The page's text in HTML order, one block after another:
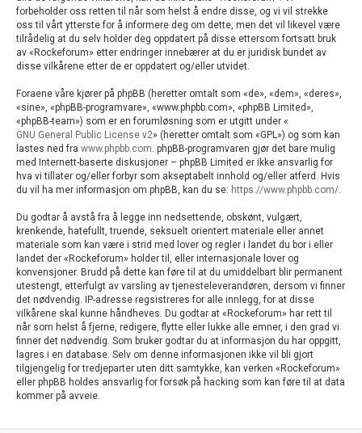
forbeholder oss retten til når som helst å endre disse, og vi vil strekke
oss til vårt ytterste for å informere deg om dette, men det vil likevel være
tilrådelig at du selv holder deg oppdatert på disse ettersom fortsatt bruk
av «Rockeforum» etter endringer innebærer at du er juridisk bundet av
disse vilkårene etter de er oppdatert og/eller utvidet.
Foraene våre kjører på phpBB (heretter omtalt som «de», «dem», «deres»,
«sine», «phpBB-programvare», «www.phpbb.com», «phpBB Limited»,
«phpBB-team») som er en forumløsning som er utgitt under «
GNU General Public License v2» (heretter omtalt som «GPL») og som kan
lastes ned fra www.phpbb.com . phpBB-programvaren gjør det bare mulig
med Internett-baserte diskusjoner – phpBB Limited er ikke ansvarlig for
hva vi tillater og/eller forbyr som akseptabelt innhold og/eller atferd. Hvis
du vil ha mer informasjon om phpBB, kan du se: https://www.phpbb.com/
Du godtar å avstå fra å legge inn nedsettende, obskønt, vulgært,
krenkende, hatefullt, truende, seksuelt orientert materiale eller annet
materiale som kan være i strid med lover og regler i landet du bor i eller
landet der «Rockeforum» holder til, eller internasjonale lover og
konvensjoner. Brudd på dette kan føre til at du umiddelbart blir permanent
utestengt, etterfulgt av varsling av tjenesteleverandøren, dersom vi finner
det nødvendig. IP-adresse regsistreres for alle innlegg, for at disse
vilkårene skal kunne håndheves. Du godtar at «Rockeforum» har rett til
når som helst å fjerne, redigere, flytte eller lukke alle emner, i den grad vi
finner det nødvendig. Som bruker godtar du at informasjon du har oppgitt,
lagres i en database. Selv om denne informasjonen ikke vil bli gjort
tilgjengelig for tredjeparter uten ditt samtykke, kan verken «Rockeforum»
eller phpBB holdes ansvarlig for forsøk på hacking som kan føre til at data
kommer på avveie.